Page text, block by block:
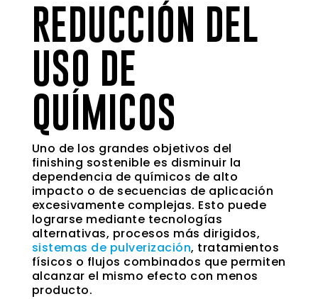
REDUCCIÓN DEL
USO DE
QUÍMICOS
Uno de los grandes objetivos del
finishing sostenible es disminuir la
dependencia de químicos de alto
impacto o de secuencias de aplicación
excesivamente complejas. Esto puede
lograrse mediante tecnologías
alternativas, procesos más dirigidos,
sistemas de pulverización, tratamientos
físicos o flujos combinados que permiten
alcanzar el mismo efecto con menos
producto.